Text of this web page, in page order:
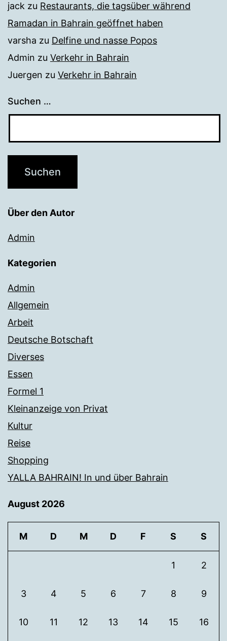
jack zu Restaurants, die tagsüber während
Ramadan in Bahrain geöffnet haben
varsha zu Delfine und nasse Popos
Admin zu Verkehr in Bahrain
Juergen zu Verkehr in Bahrain
Suchen …
Über den Autor
Admin
Kategorien
Admin
Allgemein
Arbeit
Deutsche Botschaft
Diverses
Essen
Formel 1
Kleinanzeige von Privat
Kultur
Reise
Shopping
YALLA BAHRAIN! In und über Bahrain
August 2026
M D M D F S S
1 2
3 4 5 6 7 8 9
10 11 12 13 14 15 16